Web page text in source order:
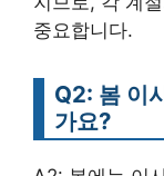
중요합니다.
Q2: 봄 이
가요?